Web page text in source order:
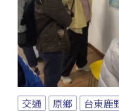
交通 原鄉 台東鹿